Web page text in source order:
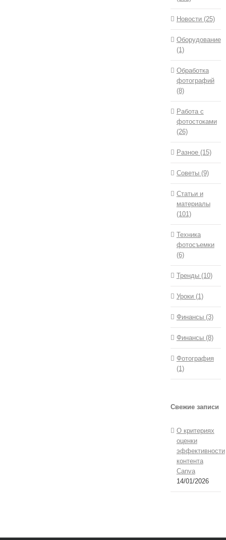
Новости (25)
Оборудование
(1)
Обработка
фотографий
(8)
Работа с
фотостоками
(26)
Разное (15)
Советы (9)
Статьи и
материалы
(101)
Техника
фотосъемки
(6)
Тренды (10)
Уроки (1)
Финансы (3)
Финансы (8)
Фотография
(1)
Свежие записи
О критериях
оценки
эффективности
контента
Canva
14/01/2026